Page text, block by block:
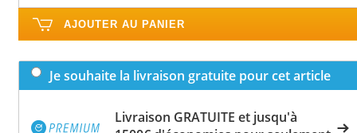
AJOUTER AU PANIER
Je souhaite la livraison gratuite pour cet article
Livraison GRATUITE et jusqu'à